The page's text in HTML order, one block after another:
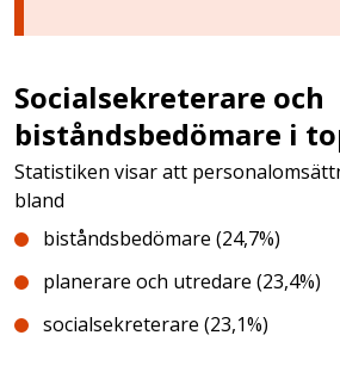
Socialsekreterare och
biståndsbedömare i
Statistiken visar att
bland
biståndsbedömare (24,7%)
planerare och utredare (23,4%)
socialsekreterare (23,1%)